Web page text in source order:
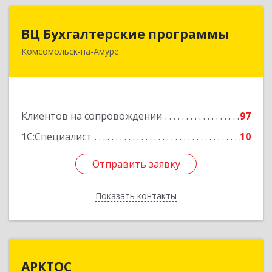
ВЦ Бухгалтерские программы
Комсомольск-на-Амуре
Клиентов на сопровождении
97
1С:Специалист
10
Отправить заявку
Показать контакты
681000, Хабаровский край, Комсомольск-на-
Отправить заявку
Назад
АРКТОС